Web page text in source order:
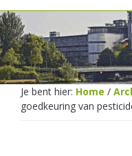
Pesticide
Action
Network
Je bent hier: Home /
goedkeuring van